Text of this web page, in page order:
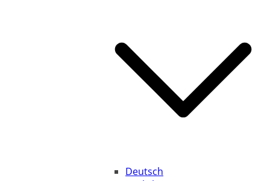
Deutsch